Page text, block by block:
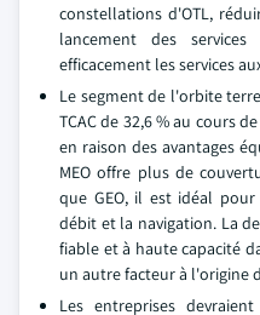
constellations d'OTL,
lancement des
efficacement les services
Le segment de l'orbite
TCAC de 32,6 % au cours
en raison des avantages
MEO offre plus de
que GEO, il est idéal
débit et la navigation. La
fiable et à haute capacité
un autre facteur à l'origine
Les entreprises